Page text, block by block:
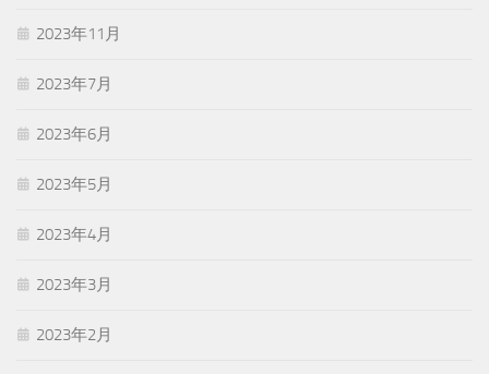
2023年11月
2023年7月
2023年6月
2023年5月
2023年4月
2023年3月
2023年2月